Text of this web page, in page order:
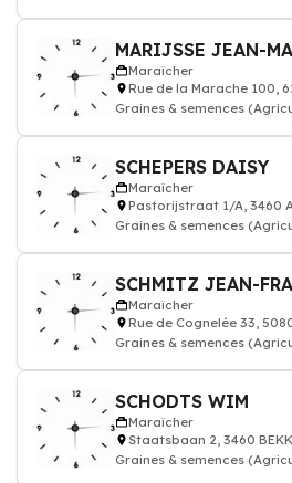
MARIJSSE JEAN-
Maraîcher
Rue de la Marache 100,
Graines & semences
SCHEPERS DAISY
Maraîcher
Pastorijstraat 1/A, 3460
Graines & semences
SCHMITZ JEAN-
Maraîcher
Rue de Cognelée 33,
Graines & semences
SCHODTS WIM
Maraîcher
Staatsbaan 2, 3460
Graines & semences